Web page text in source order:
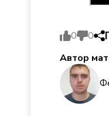
0 0
Автор